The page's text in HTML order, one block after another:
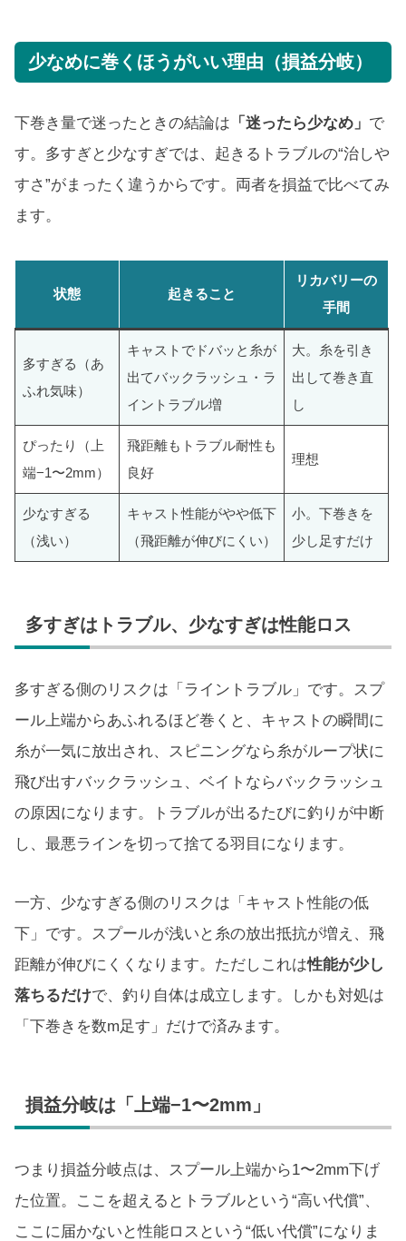
少なめに巻くほうがいい理由（損益分岐）
下巻き量で迷ったときの結論は 「迷ったら少なめ」 で
す。多すぎと少なすぎでは、起きるトラブルの“治しや
すさ”がまったく違うからです。両者を損益で比べてみ
ます。
状態 起きること
リカバリーの
手間
多すぎる（あ
ふれ気味）
キャストでドバッと糸が
出てバックラッシュ・ラ
イントラブル増
大。糸を引き
出して巻き直
し
ぴったり（上
端−1〜2mm）
飛距離もトラブル耐性も
良好
理想
少なすぎる
（浅い）
キャスト性能がやや低下
（飛距離が伸びにくい）
小。下巻きを
少し足すだけ
多すぎはトラブル、少なすぎは性能ロス
多すぎる側のリスクは「ライントラブル」です。スプ
ール上端からあふれるほど巻くと、キャストの瞬間に
糸が一気に放出され、スピニングなら糸がループ状に
飛び出すバックラッシュ、ベイトならバックラッシュ
の原因になります。トラブルが出るたびに釣りが中断
し、最悪ラインを切って捨てる羽目になります。
一方、少なすぎる側のリスクは「キャスト性能の低
下」です。スプールが浅いと糸の放出抵抗が増え、飛
距離が伸びにくくなります。ただしこれは性能が少し
落ちるだけで、釣り自体は成立します。しかも対処は
「下巻きを数m足す」だけで済みます。
損益分岐は「上端−1〜2mm」
つまり損益分岐点は、スプール上端から1〜2mm下げ
た位置。ここを超えるとトラブルという“高い代償”、
ここに届かないと性能ロスという“低い代償”になりま